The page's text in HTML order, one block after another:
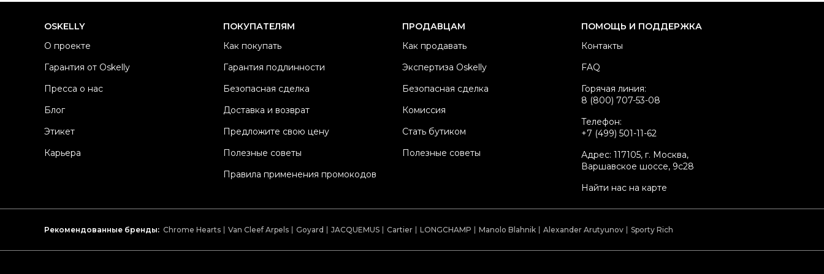
Состояние товара
Oskelly ID
OSKELLY
О проекте
Гарантия от Oskelly
Пресса о нас
Блог
Этикет
Карьера
ПОКУПАТЕЛЯМ
Как покупать
Гарантия подлинности
Безопасная сделка
Доставка и возврат
Предложите свою цену
Полезные советы
Правила применения промокодов
ПРОДАВЦАМ
Как продавать
Экспертиза Oskelly
Безопасная сделка
Комиссия
Стать бутиком
Полезные советы
ПОМОЩЬ И ПОДДЕРЖКА
Контакты
FAQ
Горячая линия:
8 (800) 707-53-08
Телефон:
+7 (499) 501-11-62
Адрес: 117105, г. Москва,
Варшавское шоссе, 9с28
Найти нас на карте
Рекомендованные бренды: Chrome Hearts Van Cleef Arpels Goyard JACQUEMUS Cartier LONGCHAMP Manolo Blahnik Alexander Arutyunov Sporty Rich